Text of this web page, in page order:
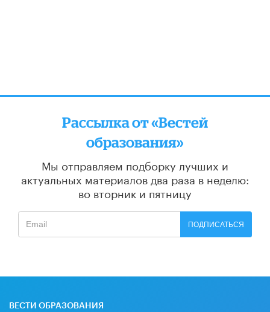
Рассылка от «Вестей
образования»
Мы отправляем подборку лучших и
актуальных материалов два раза в неделю:
во вторник и пятницу
ПОДПИСАТЬСЯ
ВЕСТИ ОБРАЗОВАНИЯ